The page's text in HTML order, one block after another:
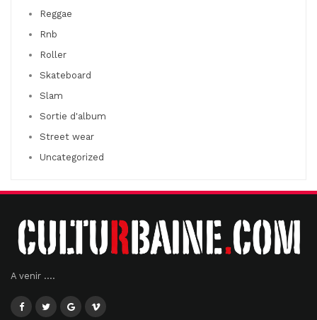
Reggae
Rnb
Roller
Skateboard
Slam
Sortie d'album
Street wear
Uncategorized
A venir ....